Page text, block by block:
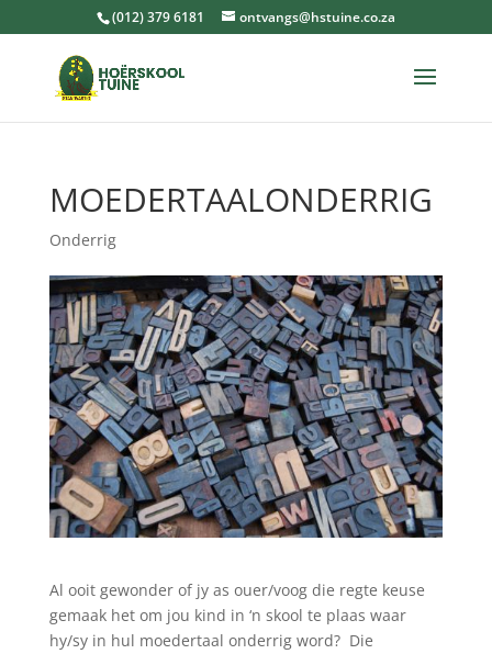
(012) 379 6181 ontvangs@hstuine.co.za
MOEDERTAALONDERRIG
Onderrig
Al ooit gewonder of jy as ouer/voog die regte keuse
gemaak het om jou kind in ‘n skool te plaas waar
hy/sy in hul moedertaal onderrig word? Die